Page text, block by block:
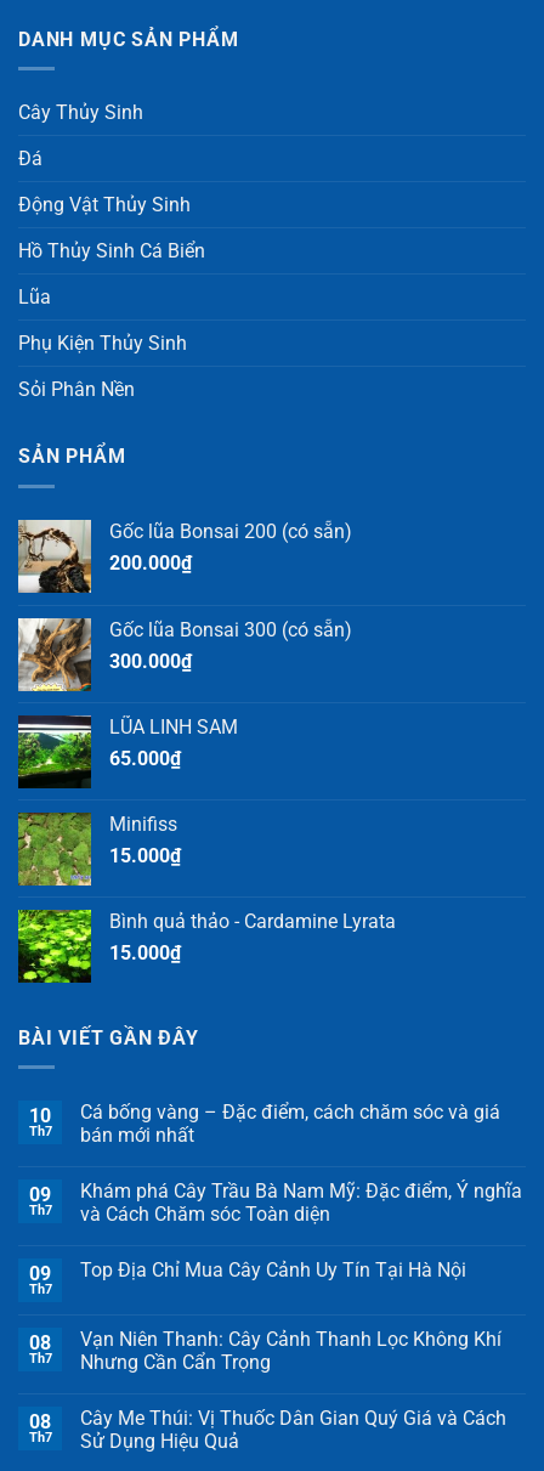
DANH MỤC SẢN PHẨM
Cây Thủy Sinh
Đá
Động Vật Thủy Sinh
Hồ Thủy Sinh Cá Biển
Lũa
Phụ Kiện Thủy Sinh
Sỏi Phân Nền
SẢN PHẨM
Gốc lũa Bonsai 200 (có sẵn)
200.000₫
Gốc lũa Bonsai 300 (có sẵn)
300.000₫
LŨA LINH SAM
65.000₫
Minifiss
15.000₫
Bình quả thảo - Cardamine Lyrata
15.000₫
BÀI VIẾT GẦN ĐÂY
10
Th7
Cá bống vàng – Đặc điểm, cách chăm sóc và giá
bán mới nhất
09
Th7
Khám phá Cây Trầu Bà Nam Mỹ: Đặc điểm, Ý nghĩa
và Cách Chăm sóc Toàn diện
09
Th7
Top Địa Chỉ Mua Cây Cảnh Uy Tín Tại Hà Nội
08
Th7
Vạn Niên Thanh: Cây Cảnh Thanh Lọc Không Khí
Nhưng Cần Cẩn Trọng
08
Th7
Cây Me Thúi: Vị Thuốc Dân Gian Quý Giá và Cách
Sử Dụng Hiệu Quả